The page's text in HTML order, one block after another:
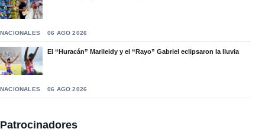
NACIONALES 06 AGO 2026
El “Huracán” Marileidy y el “Rayo” Gabriel eclipsaron la lluvia
NACIONALES 06 AGO 2026
Patrocinadores